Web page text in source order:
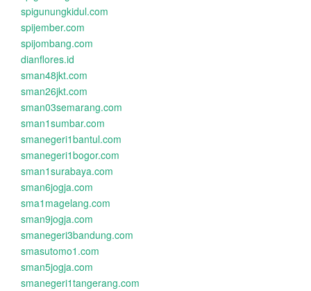
spigunungkidul.com
spijember.com
spijombang.com
dianflores.id
sman48jkt.com
sman26jkt.com
sman03semarang.com
sman1sumbar.com
smanegeri1bantul.com
smanegeri1bogor.com
sman1surabaya.com
sman6jogja.com
sma1magelang.com
sman9jogja.com
smanegeri3bandung.com
smasutomo1.com
sman5jogja.com
smanegeri1tangerang.com